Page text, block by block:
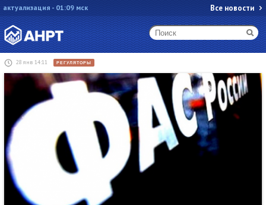
актуализация - 01:09 мск Все новости
28 янв 14:11 РЕГУЛЯТОРЫ